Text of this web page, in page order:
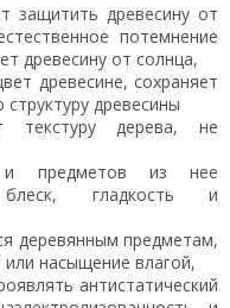
защитить древесину от
потемнение
древесину от солнца,
древесине, сохраняет
древесины
текстуру дерева, не
и предметов из нее
гладкость и
деревянным предметам,
насыщение влагой,
антистатический